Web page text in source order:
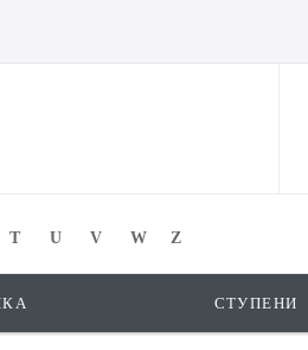
T U V W Z
СТУПЕНИ